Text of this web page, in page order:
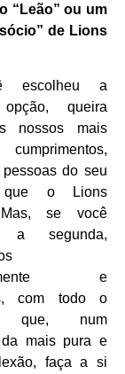
“Leão” ou um
de Lions
escolheu a
queira
nossos mais
do seu
que o Lions
se você
a segunda,
e
com todo o
que, num
da mais pura e
faça a si